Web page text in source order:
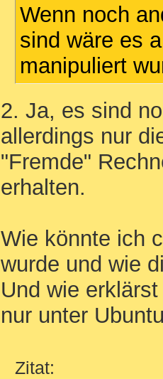
Wenn noch
sind wäre es
manipuliert
2. Ja, es sind
allerdings nur
"Fremde"
erhalten.
Wie könnte ich
wurde und wie
Und wie
nur unter
Zitat: